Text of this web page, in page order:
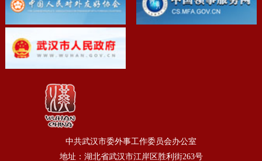
中共武汉市委外事工作委员会办公室
地址：湖北省武汉市江岸区胜利街263号